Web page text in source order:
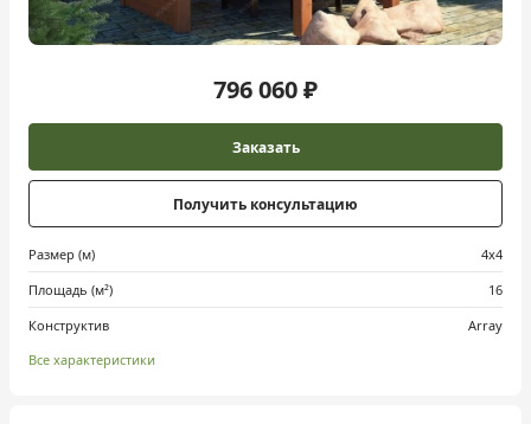
796 060 ₽
Заказать
Получить консультацию
Размер (м)
4х4
Площадь (м²)
16
Конструктив
Array
Все характеристики